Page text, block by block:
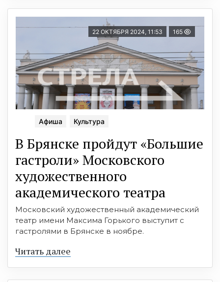
22 ОКТЯБРЯ 2024, 11:53 165
Афиша Культура
В Брянске пройдут «Большие
гастроли» Московского
художественного
академического театра
Московский художественный академический
театр имени Максима Горького выступит с
гастролями в Брянске в ноябре.
Читать далее